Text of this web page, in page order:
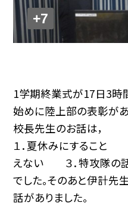
+7
1学期終業式が17日3時
始めに陸上部の表彰があ
校長先生のお話は，
１．夏休みにすること
えない ３．特攻隊の
でした。そのあと伊計先
話がありました。